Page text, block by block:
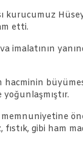
kurucumuz
etti.
imalatının
fıstık, gibi ham